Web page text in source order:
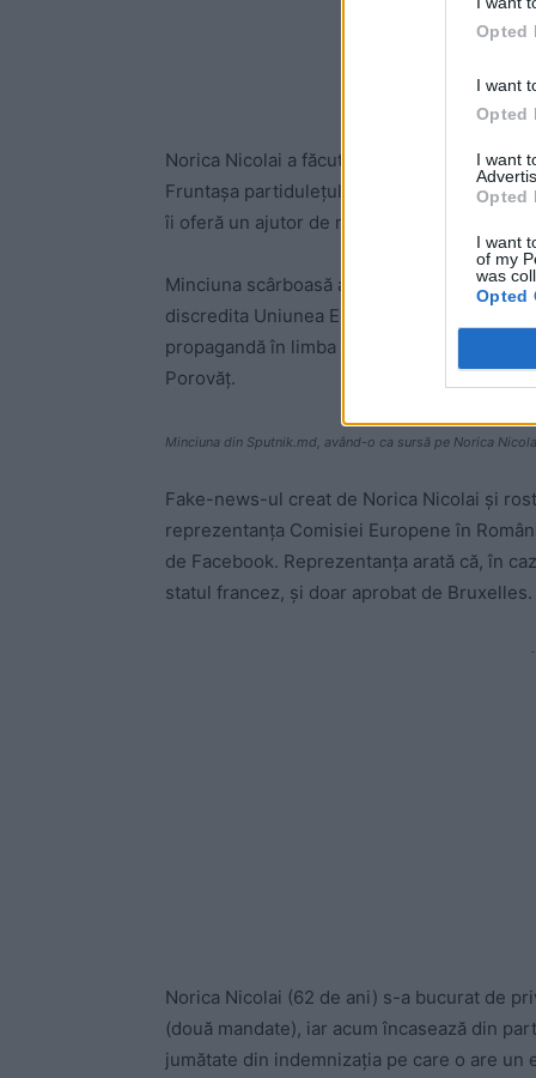
Opted
I want
Opted
I want
Opted
I want
of my
was
Opted
Norica Nicolai a făcut o afirmație
Fruntașa partidulețului lui Tăriceanu a spus
îi oferă un ajutor de numai un miliard de
Minciuna scârboasă a Noricăi Nicolai
discredita Uniunea Europeană, a fost pe
propagandă în limba română, Sputnik.md.
Porovăț.
Minciuna din Sputnik.md, având-o ca sursă pe Norica
Fake-news-ul creat de Norica Nicolai și
reprezentanța Comisiei Europene în
de Facebook. Reprezentanța arată că, în
statul francez, și doar aprobat de Bruxelles.
Norica Nicolai (62 de ani) s-a bucurat de
(două mandate), iar acum încasează din
jumătate din indemnizația pe care o are un